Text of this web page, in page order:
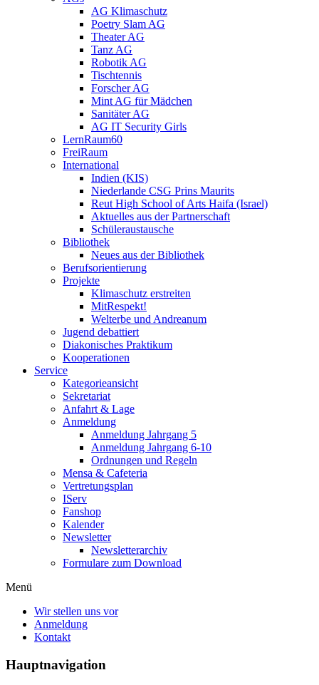
AG Klimaschutz
Poetry Slam AG
Theater AG
Tanz AG
Robotik AG
Tischtennis
Forscher AG
Mint AG für Mädchen
Sanitäter AG
AG IT Security Girls
LernRaum60
FreiRaum
International
Indien (KIS)
Niederlande CSG Prins Maurits
Reut High School of Arts Haifa (Israel)
Aktuelles aus der Partnerschaft
Schüleraustausche
Bibliothek
Neues aus der Bibliothek
Berufsorientierung
Projekte
Klimaschutz erstreiten
MitRespekt!
Welterbe und Andreanum
Jugend debattiert
Diakonisches Praktikum
Kooperationen
Service
Kategorieansicht
Sekretariat
Anfahrt & Lage
Anmeldung
Anmeldung Jahrgang 5
Anmeldung Jahrgang 6-10
Ordnungen und Regeln
Mensa & Cafeteria
Vertretungsplan
IServ
Fanshop
Kalender
Newsletter
Newsletterarchiv
Formulare zum Download
Menü
Wir stellen uns vor
Anmeldung
Kontakt
Hauptnavigation